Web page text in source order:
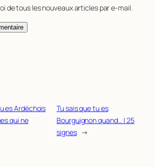
de tous les nouveaux articles par e-mail.
es Ardéchois
qui ne
Tu sais que tu es
Bourguignon quand… | 25
signes →